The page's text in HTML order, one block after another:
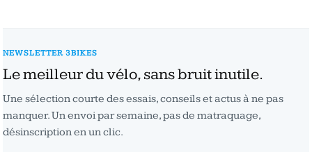
NEWSLETTER 3BIKES
Le meilleur du vélo, sans bruit inutile.
Une sélection courte des essais, conseils et actus à ne pas
manquer. Un envoi par semaine, pas de matraquage,
désinscription en un clic.